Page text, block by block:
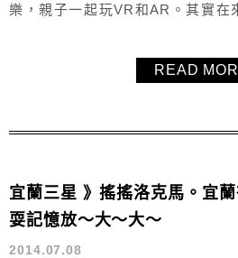
樂，親子一起玩VR和AR。其實在
的東西到底是什麼，這次來鬥陣
後，總算讓阿毛對VR和AR有初淺
READ
宜蘭三星 》搖搖洛克馬。宜
耍記憶放～大～大～
2014.07.08